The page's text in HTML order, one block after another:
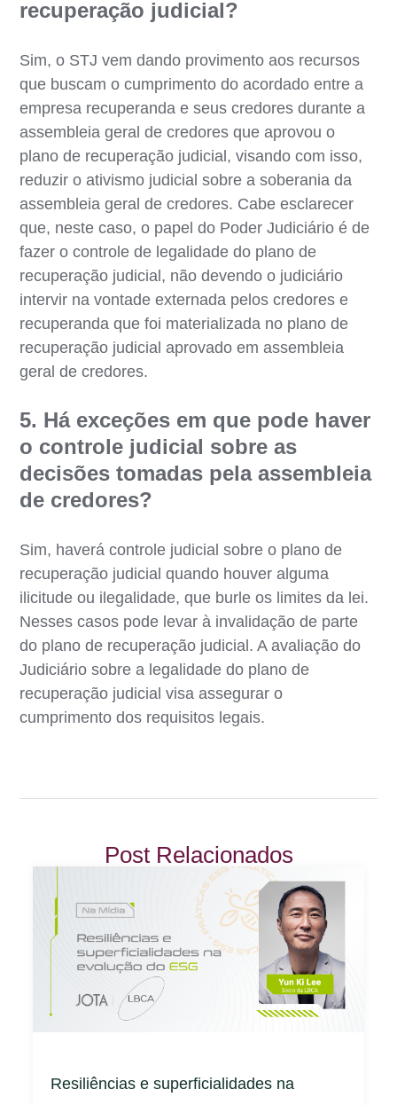
recuperação judicial?
Sim, o STJ vem dando provimento aos recursos
que buscam o cumprimento do acordado entre a
empresa recuperanda e seus credores durante a
assembleia geral de credores que aprovou o
plano de recuperação judicial, visando com isso,
reduzir o ativismo judicial sobre a soberania da
assembleia geral de credores. Cabe esclarecer
que, neste caso, o papel do Poder Judiciário é de
fazer o controle de legalidade do plano de
recuperação judicial, não devendo o judiciário
intervir na vontade externada pelos credores e
recuperanda que foi materializada no plano de
recuperação judicial aprovado em assembleia
geral de credores.
5. Há exceções em que pode haver
o controle judicial sobre as
decisões tomadas pela assembleia
de credores?
Sim, haverá controle judicial sobre o plano de
recuperação judicial quando houver alguma
ilicitude ou ilegalidade, que burle os limites da lei.
Nesses casos pode levar à invalidação de parte
do plano de recuperação judicial. A avaliação do
Judiciário sobre a legalidade do plano de
recuperação judicial visa assegurar o
cumprimento dos requisitos legais.
Post Relacionados
Resiliências e superficialidades na